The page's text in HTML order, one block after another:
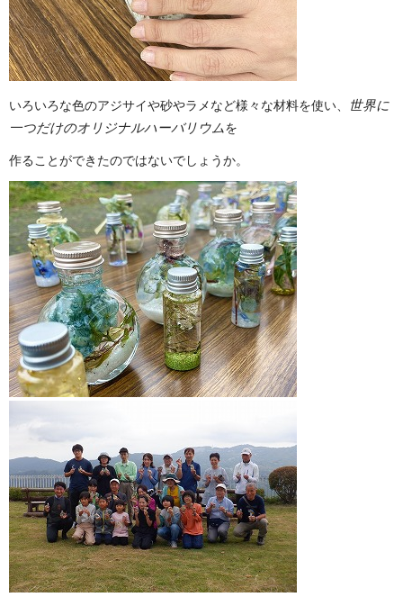
いろいろな色のアジサイや砂やラメなど様々な材料を使い、
世界に
一つだけのオリジナルハーバリウムを
作ることができたのではないでしょうか。